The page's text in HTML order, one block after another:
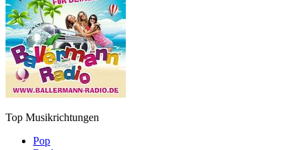
Top Musikrichtungen
Pop